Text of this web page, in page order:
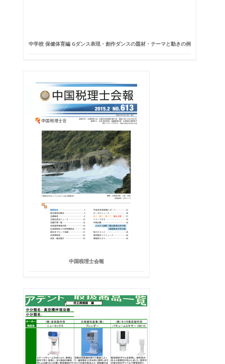
中学校 保健体育編 Gダンス表現・創作ダンスの題材・テーマと動きの例
中国税理士会報